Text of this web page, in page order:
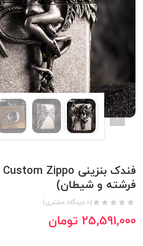
فرشته و شیطان)
(
0 دیدگاه مشتری)
25,591,000 تومان